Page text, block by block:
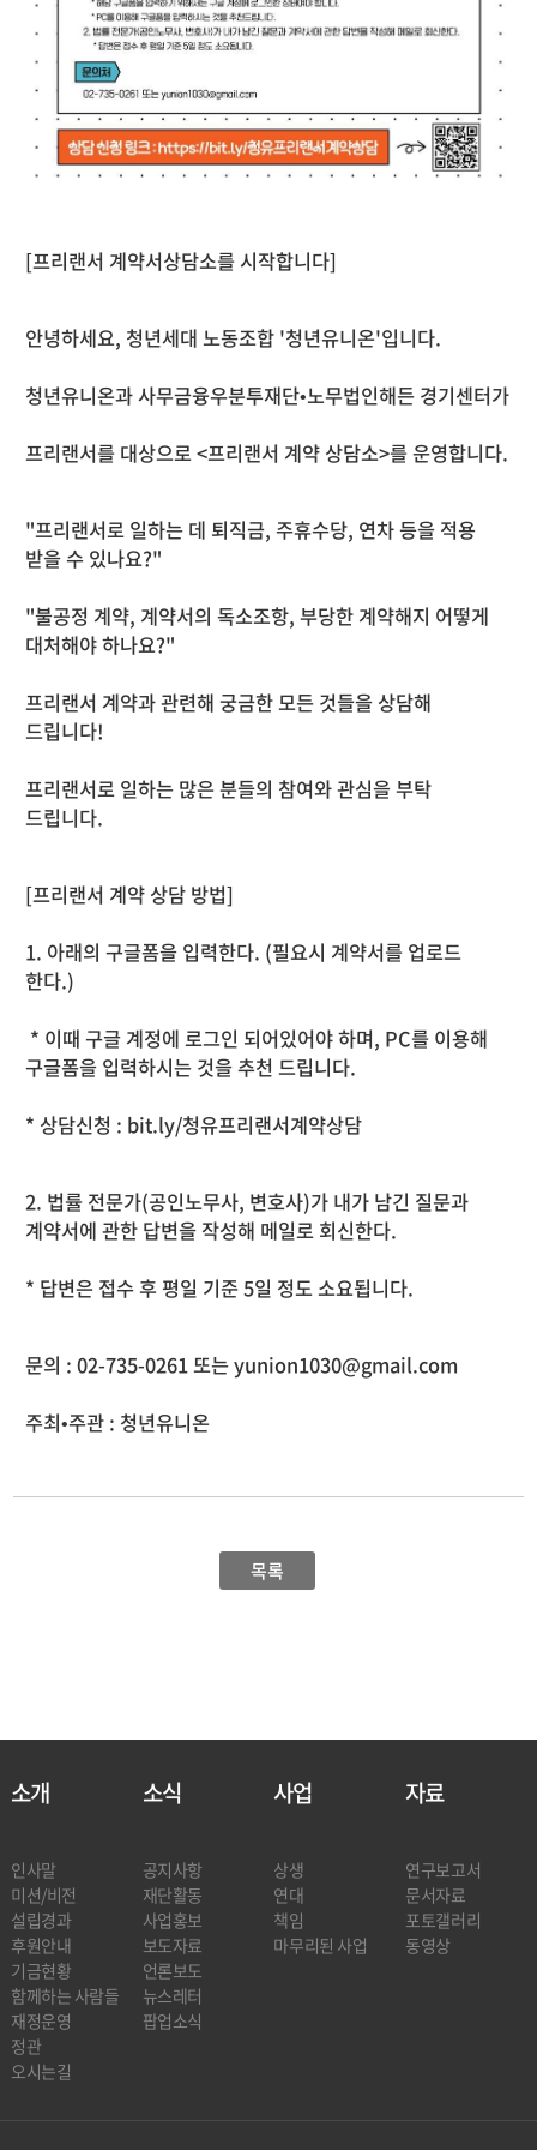
[프리랜서 계약서상담소를 시작합니다]
안녕하세요, 청년세대 노동조합 '청년유니온'입니다.
청년유니온과 사무금융우분투재단•노무법인해든 경기센터가
프리랜서를 대상으로 <프리랜서 계약 상담소>를 운영합니다.
"프리랜서로 일하는 데 퇴직금, 주휴수당, 연차 등을 적용
받을 수 있나요?"
"불공정 계약, 계약서의 독소조항, 부당한 계약해지 어떻게
대처해야 하나요?"
프리랜서 계약과 관련해 궁금한 모든 것들을 상담해
드립니다!
프리랜서로 일하는 많은 분들의 참여와 관심을 부탁
드립니다.
[프리랜서 계약 상담 방법]
1. 아래의 구글폼을 입력한다. (필요시 계약서를 업로드
한다.)
* 이때 구글 계정에 로그인 되어있어야 하며, PC를 이용해
구글폼을 입력하시는 것을 추천 드립니다.
* 상담신청 : bit.ly/청유프리랜서계약상담
2. 법률 전문가(공인노무사, 변호사)가 내가 남긴 질문과
계약서에 관한 답변을 작성해 메일로 회신한다.
* 답변은 접수 후 평일 기준 5일 정도 소요됩니다.
문의 : 02-735-0261 또는yunion1030@gmail.com
주최•주관 : 청년유니온
목록
소개
인사말
미션/비전
설립경과
후원안내
기금현황
함께하는 사람들
재정운영
정관
오시는길
소식
공지사항
재단활동
사업홍보
보도자료
언론보도
뉴스레터
팝업소식
사업
상생
연대
책임
마무리된 사업
자료
연구보고서
문서자료
포토갤러리
동영상